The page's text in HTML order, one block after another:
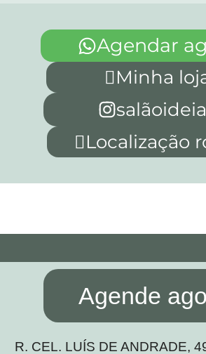
Agendar
Minha
Localização
Agende
R. CEL. LUÍS DE ANDRADE,